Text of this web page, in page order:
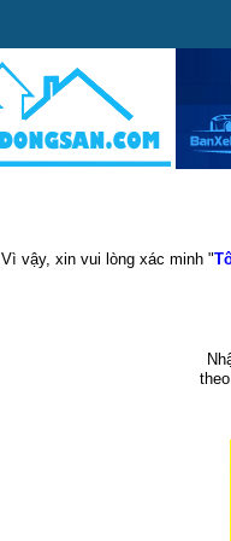
Vì vậy, xin vui lòng xác minh "